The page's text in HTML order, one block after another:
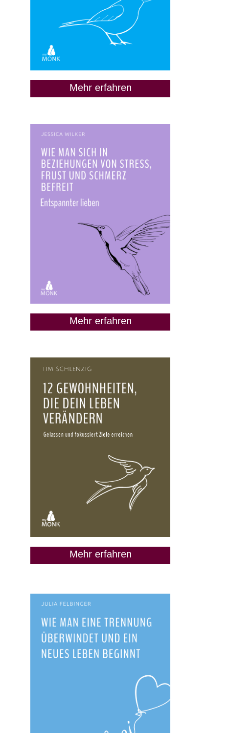
gute Idee ist
9. Juni 2020
Mehr erfahren
Mehr erfahren
Mehr erfahren